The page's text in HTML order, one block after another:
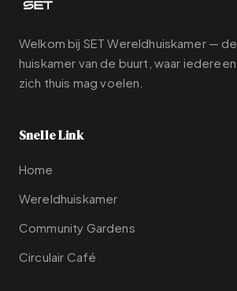
Welkom bij SET Wereldhuiskamer — de
huiskamer van de buurt, waar iedereen
zich thuis mag voelen.
Snelle Link
Home
Wereldhuiskamer
Community Gardens
Circulair Café